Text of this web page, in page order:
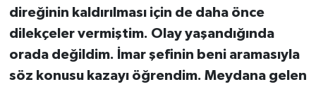
direğinin kaldırılması için de daha önce
dilekçeler vermiştim. Olay yaşandığında
orada değildim. İmar şefinin beni aramasıyla
söz konusu kazayı öğrendim. Meydana gelen